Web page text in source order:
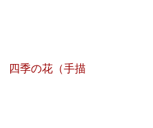
季の花（手描